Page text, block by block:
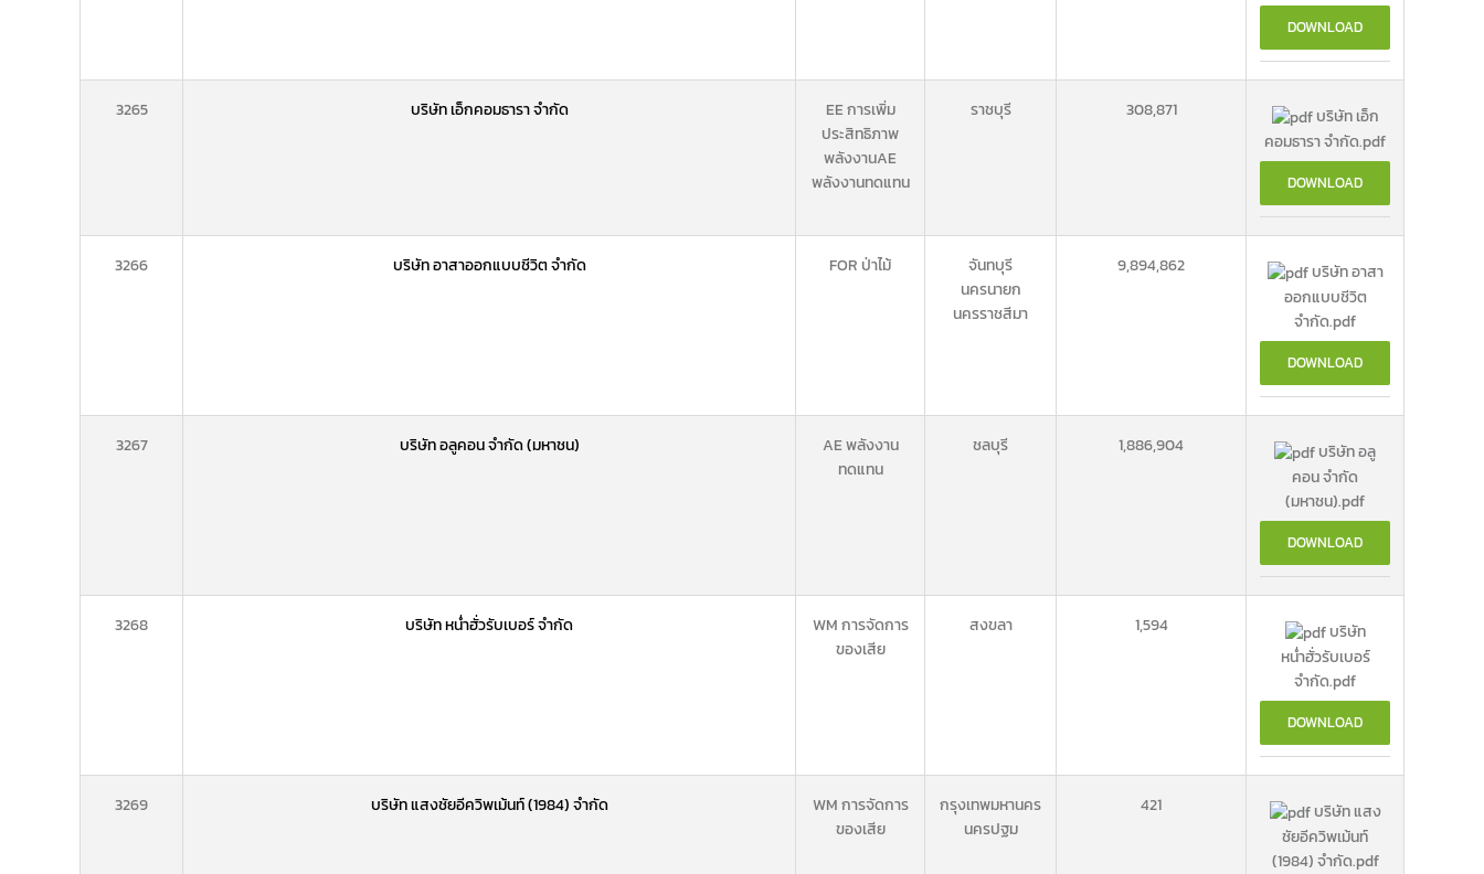
DOWNLOAD
3265 บริษัท เอ็กคอมธารา จำกัด
EE การเพิ่ม
ประสิทธิภาพ
พลังงานAE
พลังงานทดแทน
ราชบุรี 308,871
บริษัท เอ็ก
คอมธารา จำกัด.pdf
DOWNLOAD
3266 บริษัท อาสาออกแบบชีวิต จำกัด FOR ป่าไม้
จันทบุรี
นครนายก
นครราชสีมา
9,894,862
บริษัท อาสา
ออกแบบชีวิต
จำกัด.pdf
DOWNLOAD
3267 บริษัท อลูคอน จำกัด (มหาชน)
AE พลังงาน
ทดแทน
ชลบุรี 1,886,904
บริษัท อลู
คอน จำกัด
(มหาชน).pdf
DOWNLOAD
3268 บริษัท หน่ำฮั่วรับเบอร์ จำกัด
WM การจัดการ
ของเสีย
สงขลา 1,594
บริษัท
หน่ำฮั่วรับเบอร์
จำกัด.pdf
DOWNLOAD
3269 บริษัท แสงชัยอีควิพเม้นท์ (1984) จำกัด
WM การจัดการ
ของเสีย
กรุงเทพมหานคร
นครปฐม
421
บริษัท แสง
ชัยอีควิพเม้นท์
(1984) จำกัด.pdf